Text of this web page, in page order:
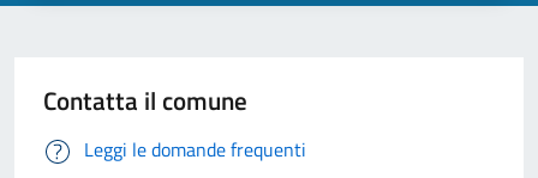
Contatta il comune
Leggi le domande frequenti